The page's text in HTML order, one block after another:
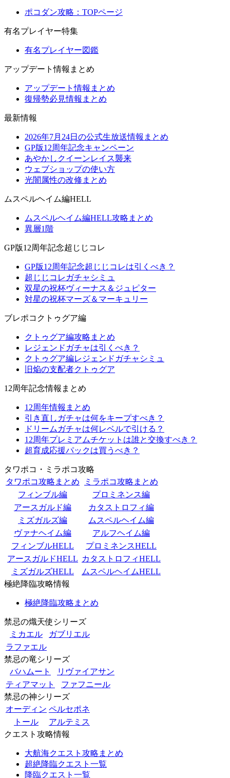
ポコダン攻略：TOPページ
有名プレイヤー特集
有名プレイヤー図鑑
アップデート情報まとめ
アップデート情報まとめ
復帰勢必見情報まとめ
最新情報
2026年7月24日の公式生放送情報まとめ
GP版12周年記念キャンペーン
あやかしクイーンレイス襲来
ウェブショップの使い方
光闇属性の改修まとめ
ムスペルヘイム編HELL
ムスペルヘイム編HELL攻略まとめ
異層1階
GP版12周年記念超じじコレ
GP版12周年記念超じじコレは引くべき？
超じじコレガチャシミュ
双星の祝杯ヴィーナス＆ジュピター
対星の祝杯マーズ＆マーキュリー
ブレポコクトゥグア編
クトゥグア編攻略まとめ
レジェンドガチャは引くべき？
クトゥグア編レジェンドガチャシミュ
旧焔の支配者クトゥグア
12周年記念情報まとめ
12周年情報まとめ
引き直しガチャは何をキープすべき？
ドリームガチャは何レベルで引ける？
12周年プレミアムチケットは誰と交換すべき？
超育成応援パックは買うべき？
タワポコ・ミラポコ攻略
タワポコ攻略まとめ
ミラポコ攻略まとめ
フィンブル編
プロミネンス編
アースガルド編
カタストロフィ編
ミズガルズ編
ムスペルヘイム編
ヴァナヘイム編
アルフヘイム編
フィンブルHELL
プロミネンスHELL
アースガルドHELL カタストロフィHELL
ミズガルズHELL
ムスペルヘイムHELL
極絶降臨攻略情報
極絶降臨攻略まとめ
禁忌の熾天使シリーズ
ミカエル
ガブリエル
ラファエル
禁忌の竜シリーズ
バハムート
リヴァイアサン
ティアマット
ファフニール
禁忌の神シリーズ
オーディン ペルセポネ
トール
アルテミス
クエスト攻略情報
大航海クエスト攻略まとめ
超絶降臨クエスト一覧
降臨クエスト一覧